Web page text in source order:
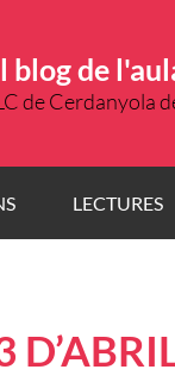
blog de
de Cerdanyola
LECTURES